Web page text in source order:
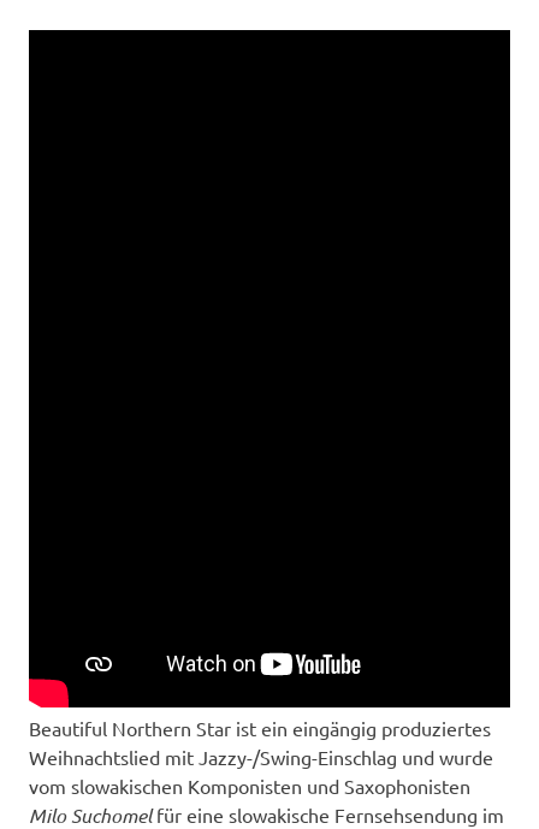
Beautiful Northern Star ist ein eingängig produziertes
Weihnachtslied mit Jazzy-/Swing-Einschlag und wurde
vom slowakischen Komponisten und Saxophonisten
Milo Suchomelfür eine slowakische Fernsehsendung im